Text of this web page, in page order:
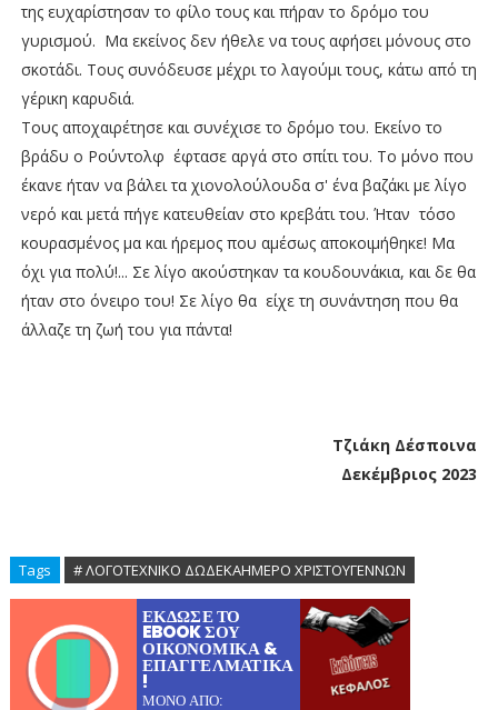
της ευχαρίστησαν το φίλο τους και πήραν το δρόμο του
γυρισμού. Μα εκείνος δεν ήθελε να τους αφήσει μόνους στο
σκοτάδι. Τους συνόδευσε μέχρι το λαγούμι τους, κάτω από τη
γέρικη καρυδιά.
Τους αποχαιρέτησε και συνέχισε το δρόμο του. Εκείνο το
βράδυ ο Ρούντολφ έφτασε αργά στο σπίτι του. Το μόνο που
έκανε ήταν να βάλει τα χιονολούλουδα σ' ένα βαζάκι με λίγο
νερό και μετά πήγε κατευθείαν στο κρεβάτι του. Ήταν τόσο
κουρασμένος μα και ήρεμος που αμέσως αποκοιμήθηκε! Μα
όχι για πολύ!... Σε λίγο ακούστηκαν τα κουδουνάκια, και δε θα
ήταν στο όνειρο του! Σε λίγο θα είχε τη συνάντηση που θα
άλλαζε τη ζωή του για πάντα!
Τζιάκη Δέσποινα
Δεκέμβριος 2023
Tags # ΛΟΓΟΤΕΧΝΙΚΟ ΔΩΔΕΚΑΗΜΕΡΟ ΧΡΙΣΤΟΥΓΕΝΝΩΝ